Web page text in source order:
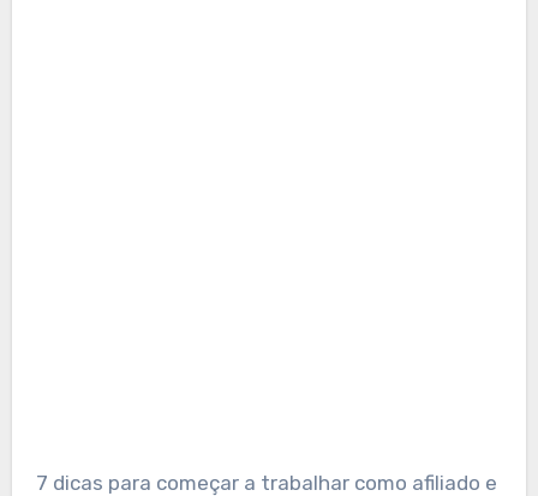
7 dicas para começar a trabalhar como afiliado e